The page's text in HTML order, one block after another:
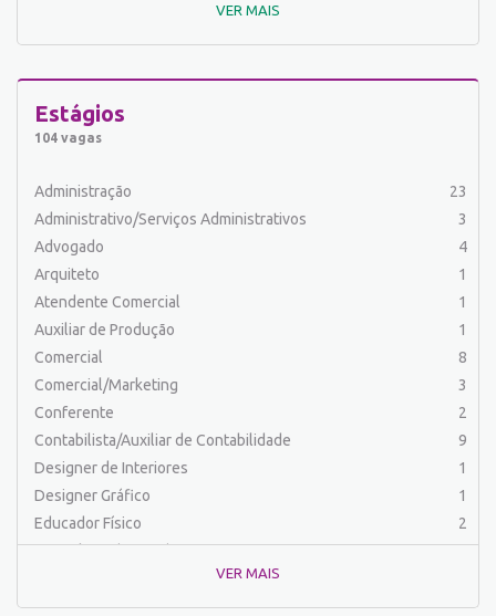
Auxiliar de Manutenção Predial
Auxiliar de Mecânica
1
Auxiliar de Serviços
Barman
Cabeleireiro
Caixa Bancário/Operador de Caixa
Carpinteiro
Carregador/Ajudante Carga e Descarga
Comercial
Comercial/Marketing
Comprador
Conferente
Contabilista/Auxiliar de Contabilidade
Controlador
Costureira/Costureiro Industrial
Cozinha/ Pizzaiolo
Cozinheiro
10
Cuidador de Crianças e Idosos
VER MAIS
Estágios
104 vagas
Administração
23
Administrativo/Serviços Administrativos
3
Advogado
4
Arquiteto
1
Atendente Comercial
1
Auxiliar de Produção
1
Comercial
8
Comercial/Marketing
3
Conferente
2
Contabilista/Auxiliar de Contabilidade
9
Designer de Interiores
1
Designer Gráfico
1
Educador Físico
2
Engenharia (Outras)
1
Engenharia de Produção
2
VER MAIS